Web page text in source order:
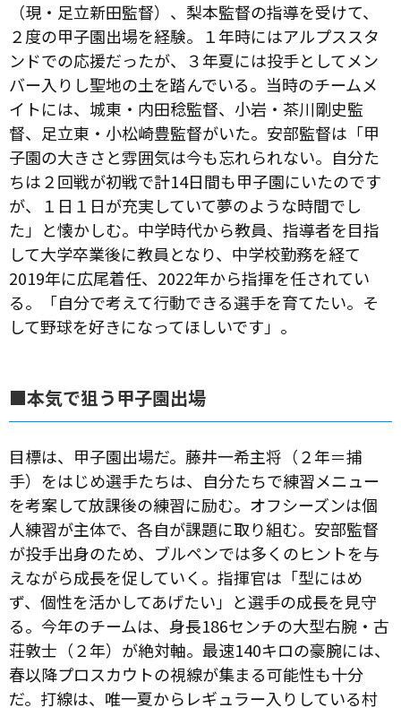
（現・足立新田監督）、梨本監督の指導を受けて、
２度の甲子園出場を経験。１年時にはアルプススタ
ンドでの応援だったが、３年夏には投手としてメン
バー入りし聖地の土を踏んでいる。当時のチームメ
イトには、城東・内田稔監督、小岩・茶川剛史監
督、足立東・小松崎豊監督がいた。安部監督は「甲
子園の大きさと雰囲気は今も忘れられない。自分た
ちは２回戦が初戦で計14日間も甲子園にいたのです
が、１日１日が充実していて夢のような時間でし
た」と懐かしむ。中学時代から教員、指導者を目指
して大学卒業後に教員となり、中学校勤務を経て
2019年に広尾着任、2022年から指揮を任されてい
る。「自分で考えて行動できる選手を育てたい。そ
して野球を好きになってほしいです」。
■本気で狙う甲子園出場
目標は、甲子園出場だ。藤井一希主将（２年＝捕
手）をはじめ選手たちは、自分たちで練習メニュー
を考案して放課後の練習に励む。オフシーズンは個
人練習が主体で、各自が課題に取り組む。安部監督
が投手出身のため、ブルペンでは多くのヒントを与
えながら成長を促していく。指揮官は「型にはめ
ず、個性を活かしてあげたい」と選手の成長を見守
る。今年のチームは、身長186センチの大型右腕・古
荘敦士（２年）が絶対軸。最速140キロの豪腕には、
春以降プロスカウトの視線が集まる可能性も十分
だ。打線は、唯一夏からレギュラー入りしている村